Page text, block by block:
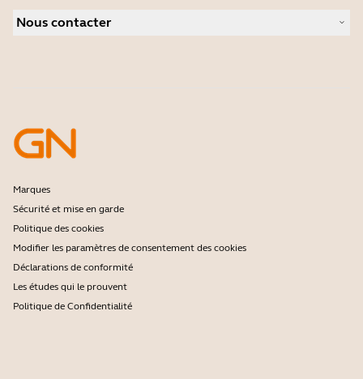
Caméras personnelles
Logiciels
Distributeurs
Nous contacter
Programme Développeurs
Programme Partenaires
Politique de fin de vie de l'entreprise
Marques
Sécurité et mise en garde
Politique des cookies
Modifier les paramètres de consentement des cookies
Déclarations de conformité
Les études qui le prouvent
Politique de Confidentialité